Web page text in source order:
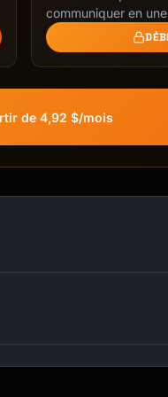
communiquer en
de 4,92 $/mois